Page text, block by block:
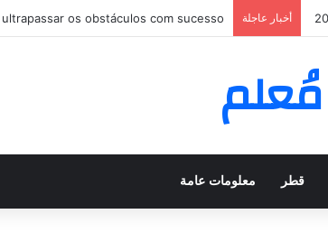
أخبار عاجلة el tráfico y ganar puntos sin fin
قطر معلومات عامة